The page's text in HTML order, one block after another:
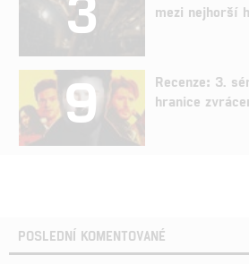
mezi nejhorší
9
Recenze: 3.
hranice
POSLEDNÍ KOMENTOVANÉ